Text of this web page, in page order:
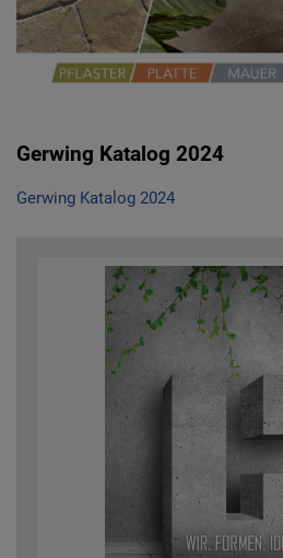
Gerwing Katalog 2024
Gerwing Katalog 2024